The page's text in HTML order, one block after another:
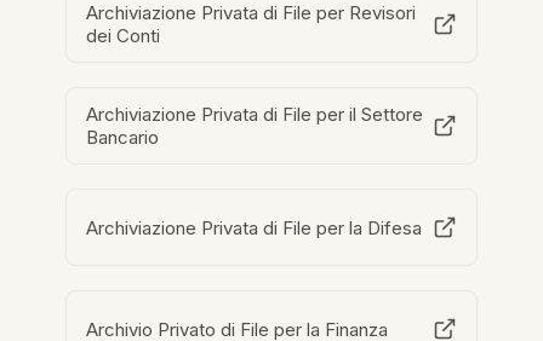
Archiviazione Privata di File per Revisori
dei Conti
Archiviazione Privata di File per il Settore
Bancario
Archiviazione Privata di File per la Difesa
Archivio Privato di File per la Finanza